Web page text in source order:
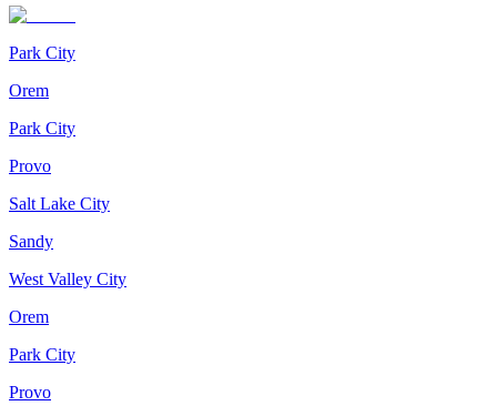
Park City
Orem
Park City
Provo
Salt Lake City
Sandy
West Valley City
Orem
Park City
Provo